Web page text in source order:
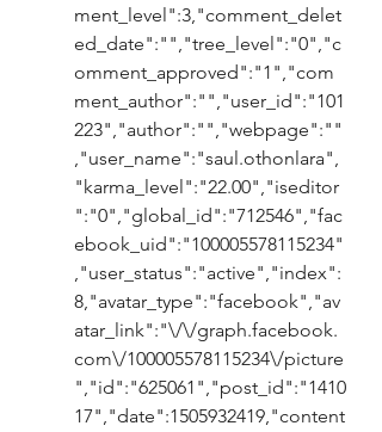
ment_level":3,"comment_delet
ed_date":"","tree_level":"0","c
omment_approved":"1","com
ment_author":"","user_id":"101
223","author":"","webpage":""
,"user_name":"saul.othonlara",
"karma_level":"22.00","iseditor
":"0","global_id":"712546","fac
ebook_uid":"100005578115234"
,"user_status":"active","index":
8,"avatar_type":"facebook","av
atar_link":"\/\/graph.facebook.
com\/100005578115234\/picture
","id":"625061","post_id":"1410
17","date":1505932419,"content